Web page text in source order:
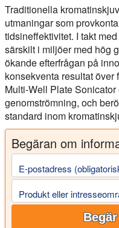
Traditionella
utmaningar som
tidsineffektivitet. I takt
särskilt i miljöer med hög
ökande efterfrågan på
konsekventa resultat över
Multi-Well Plate
genomströmning, och
standard inom
Begäran om
E-postadress
Produkt eller